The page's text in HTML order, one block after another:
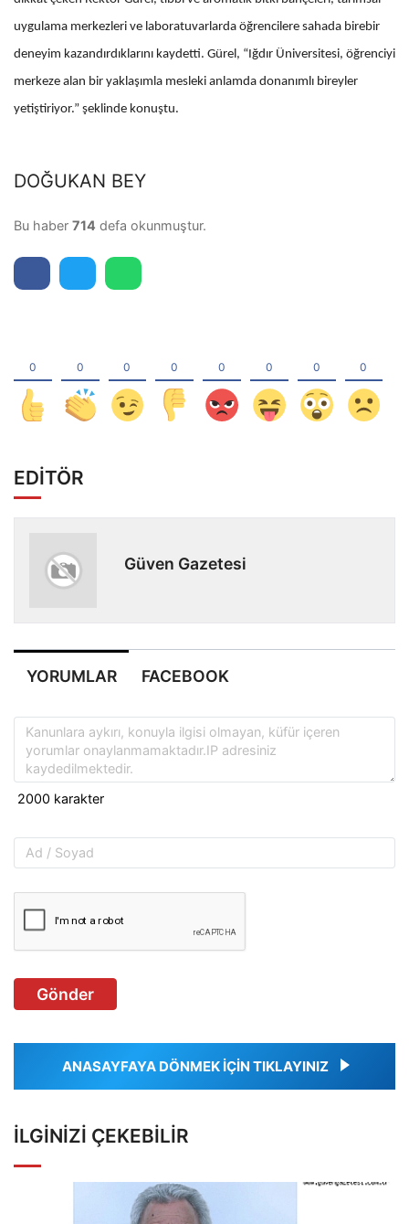
uygulama merkezleri ve laboratuvarlarda öğrencilere sahada birebir
deneyim kazandırdıklarını kaydetti. Gürel, “Iğdır Üniversitesi, öğrenciyi
merkeze alan bir yaklaşımla mesleki anlamda donanımlı bireyler
yetiştiriyor.” şeklinde konuştu.
DOĞUKAN BEY
Bu haber 714 defa okunmuştur.
EDİTÖR
Güven Gazetesi
YORUMLAR FACEBOOK
Gönder
ANASAYFAYA DÖNMEK İÇİN TIKLAYINIZ
İLGINIZI ÇEKEBILIR